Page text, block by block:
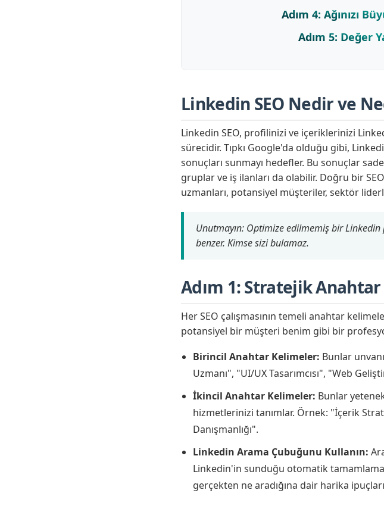
Adım 4: Ağınızı
Adım 5: Değer
Linkedin SEO Nedir ve
Linkedin SEO, profilinizi ve içeriklerinizi
sürecidir. Tıpkı Google'da olduğu gibi,
sonuçları sunmayı hedefler. Bu sonuçlar
gruplar ve iş ilanları da olabilir. Doğru bir
uzmanları, potansiyel müşteriler, sektör
Unutmayın: Optimize edilmemiş bir
benzer. Kimse sizi bulamaz.
Adım 1: Stratejik
Her SEO çalışmasının temeli anahtar
potansiyel bir müşteri benim gibi bir
Birincil Anahtar Kelimeler: Bunlar
Uzmanı", "UI/UX Tasarımcısı", "Web
İkincil Anahtar Kelimeler: Bunlar
hizmetlerinizi tanımlar. Örnek: "İçerik
Danışmanlığı".
Linkedin Arama Çubuğunu Kullanın:
Linkedin'in sunduğu otomatik
gerçekten ne aradığına dair harika